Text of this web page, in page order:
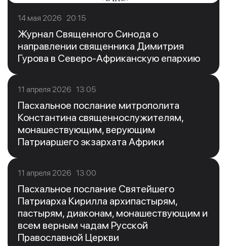
14 мая 2026 20:15
Журнал Священного Синода о
направлении священника Димитрия
Гурова в Северо-Африканскую епархию
11 апреля 2026 13:05
Пасхальное послание митрополита
Константина священнослужителям,
монашествующим, верующим
Патриаршего экзархата Африки
11 апреля 2026 13:00
Пасхальное послание Святейшего
Патриарха Кирилла архипастырям,
пастырям, диаконам, монашествующим и
всем верным чадам Русской
Православной Церкви